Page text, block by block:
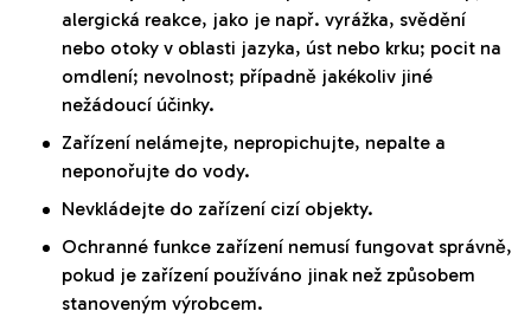
alergická reakce, jako je např. vyrážka, svědění
nebo otoky v oblasti jazyka, úst nebo krku; pocit na
omdlení; nevolnost; případně jakékoliv jiné
nežádoucí účinky.
Zařízení nelámejte, nepropichujte, nepalte a
neponořujte do vody.
Nevkládejte do zařízení cizí objekty.
Ochranné funkce zařízení nemusí fungovat správně,
pokud je zařízení používáno jinak než způsobem
stanoveným výrobcem.